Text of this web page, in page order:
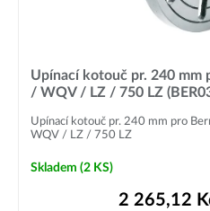
Upínací kotouč pr. 240 mm
/ WQV / LZ / 750 LZ
Upínací kotouč pr. 240 mm pro
WQV / LZ / 750 LZ
Skladem (2 KS)
2 265,12